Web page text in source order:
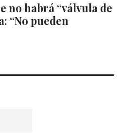
no habrá “válvula de
“No pueden